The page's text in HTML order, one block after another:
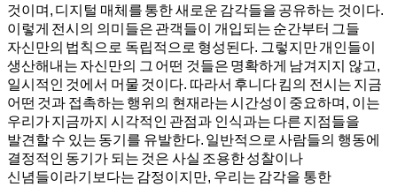
것이며, 디지털 매체를 통한 새로운 감각들을 공유하는 것이다.
이렇게 전시의 의미들은 관객들이 개입되는 순간부터 그들
자신만의 법칙으로 독립적으로 형성된다. 그렇지만 개인들이
생산해내는 자신만의 그 어떤 것들은 명확하게 남겨지지 않고,
일시적인 것에서 머물 것이다. 따라서 후니다 킴의 전시는 지금
어떤 것과 접촉하는 행위의 현재라는 시간성이 중요하며, 이는
우리가 지금까지 시각적인 관점과 인식과는 다른 지점들을
발견할 수 있는 동기를 유발한다. 일반적으로 사람들의 행동에
결정적인 동기가 되는 것은 사실 조용한 성찰이나
신념들이라기보다는 감정이지만, 우리는 감각을 통한